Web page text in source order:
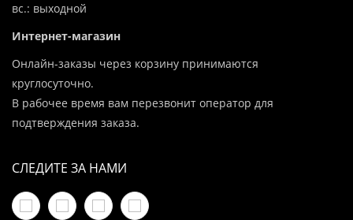
вс.: выходной
Интернет-магазин
Онлайн-заказы через корзину принимаются
круглосуточно.
В рабочее время вам перезвонит оператор для
подтверждения заказа.
СЛЕДИТЕ ЗА НАМИ